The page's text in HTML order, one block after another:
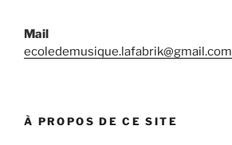
Mail
ecoledemusique.lafabrik@gmail.com
À PROPOS DE CE SITE